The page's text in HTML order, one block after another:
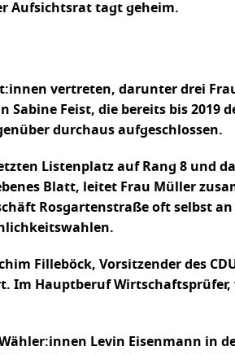
Aufsichtsrat tagt geheim.
vertreten, darunter drei
Feist, die bereits bis 2019
durchaus aufgeschlossen.
Listenplatz auf Rang 8 und
Blatt, leitet Frau Müller
Rosgartenstraße oft selbst
Filleböck, Vorsitzender des
Im Hauptberuf Wirtschaftsprüfer,
Levin Eisenmann in